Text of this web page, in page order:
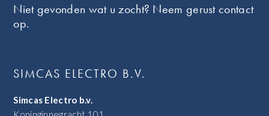
Niet gevonden wat u zocht? Neem gerust contact
op.
SIMCAS ELECTRO B.V.
Simcas Electro b.v.